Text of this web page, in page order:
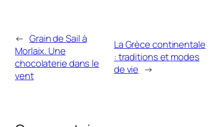
← Grain de Sail à
Morlaix. Une
chocolaterie dans le
vent
La Grèce continentale
: traditions et modes
de vie →